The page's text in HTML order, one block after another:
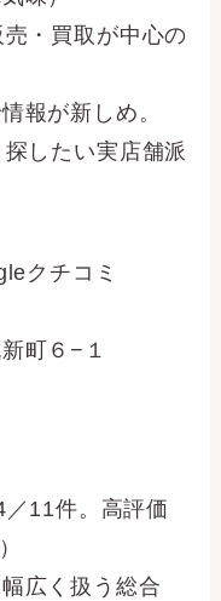
売・買取が中心の
報が新しめ。
探したい実店舗派
クチコミ
町６−１
／11件。高評価
広く扱う総合